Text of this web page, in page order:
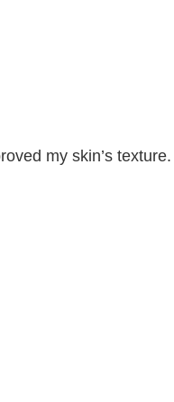
my skin’s